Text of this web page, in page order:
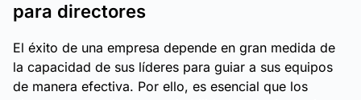
para directores
El éxito de una empresa depende en gran medida de
la capacidad de sus líderes para guiar a sus equipos
de manera efectiva. Por ello, es esencial que los